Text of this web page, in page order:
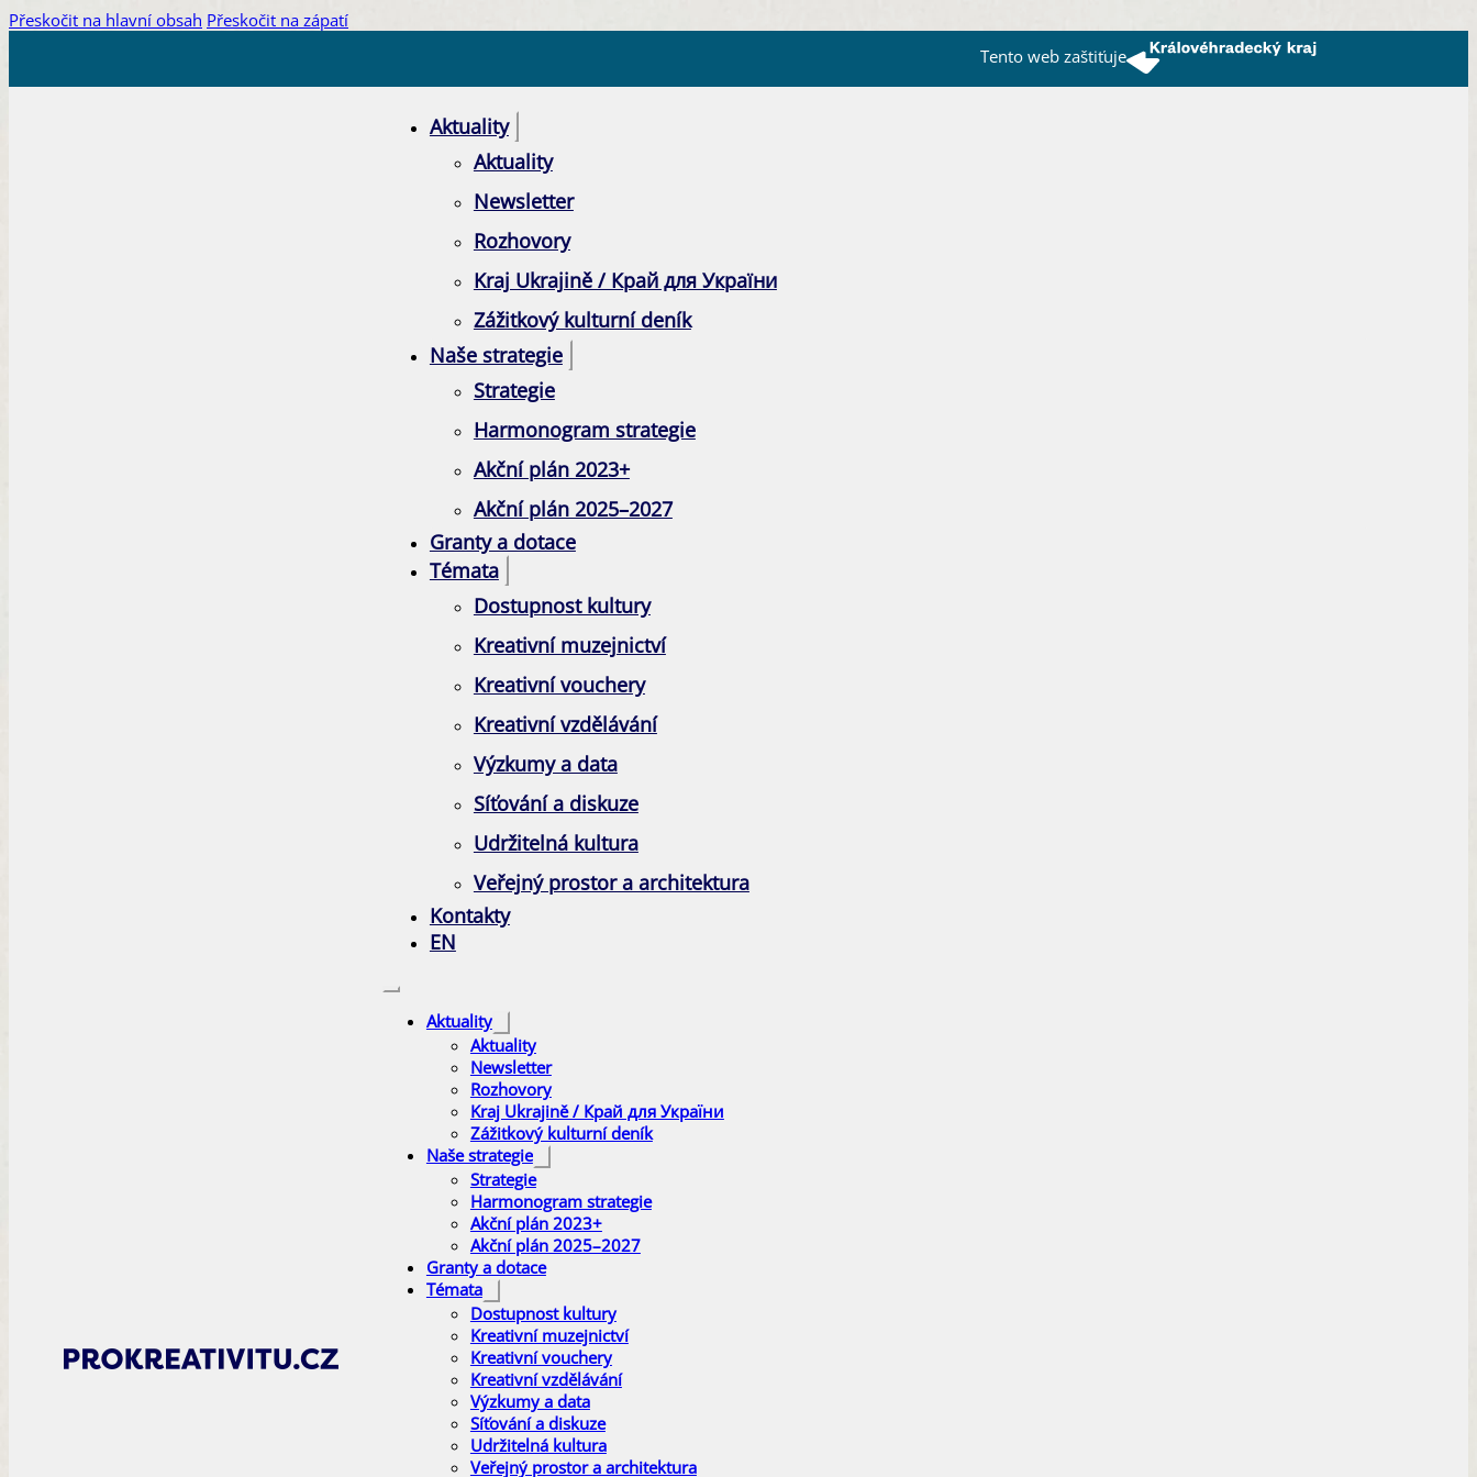
Přeskočit na hlavní obsah Přeskočit na zápatí
Tento web zaštiťuje
Aktuality
Aktuality
Newsletter
Rozhovory
Kraj Ukrajině / Край для України
Zážitkový kulturní deník
Naše strategie
Strategie
Harmonogram strategie
Akční plán 2023+
Akční plán 2025–2027
Granty a dotace
Témata
Dostupnost kultury
Kreativní muzejnictví
Kreativní vouchery
Kreativní vzdělávání
Výzkumy a data
Síťování a diskuze
Udržitelná kultura
Veřejný prostor a architektura
Kontakty
EN
Aktuality
Aktuality
Newsletter
Rozhovory
Kraj Ukrajině / Край для України
Zážitkový kulturní deník
Naše strategie
Strategie
Harmonogram strategie
Akční plán 2023+
Akční plán 2025–2027
Granty a dotace
Témata
Dostupnost kultury
Kreativní muzejnictví
Kreativní vouchery
Kreativní vzdělávání
Výzkumy a data
Síťování a diskuze
Udržitelná kultura
Veřejný prostor a architektura